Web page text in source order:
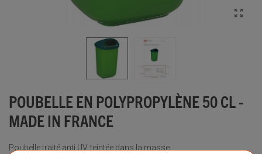
POUBELLE EN POLYPROPYLÈNE 50 CL -
MADE IN FRANCE
Poubelle traité anti UV, teintée dans la masse